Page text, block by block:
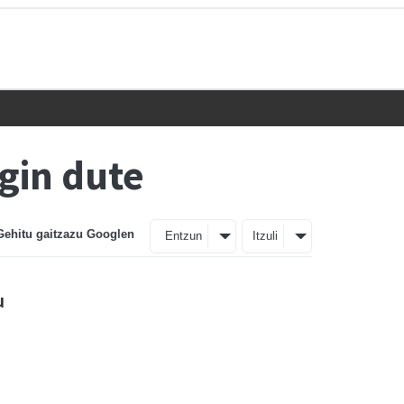
dute
gaitzazu Googlen Entzun Itzuli